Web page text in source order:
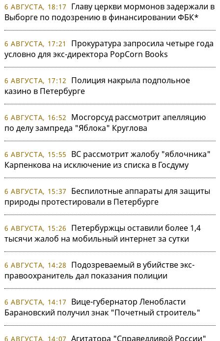
6 АВГУСТА, 18:17
Главу церкви мормонов задержали в
Выборге по подозрению в финансировании ФБК*
6 АВГУСТА, 17:21
Прокуратура запросила четыре года
условно для экс-директора PopCorn Books
6 АВГУСТА, 17:12
Полиция накрыла подпольное
казино в Петербурге
6 АВГУСТА, 16:52
Мосгорсуд рассмотрит апелляцию
по делу зампреда "Яблока" Круглова
6 АВГУСТА, 15:55
ВС рассмотрит жалобу "яблочника"
Карпенкова на исключение из списка в Госдуму
6 АВГУСТА, 15:37
Беспилотные аппараты для защиты
природы протестировали в Петербурге
6 АВГУСТА, 15:26
Петербуржцы оставили более 1,4
тысячи жалоб на мобильный интернет за сутки
6 АВГУСТА, 14:28
Подозреваемый в убийстве экс-
правоохранитель дал показания полиции
6 АВГУСТА, 14:17
Вице-губернатор Ленобласти
Барановский получил знак "Почетный строитель"
6 АВГУСТА, 14:07 Агитатора "Справедливой России"